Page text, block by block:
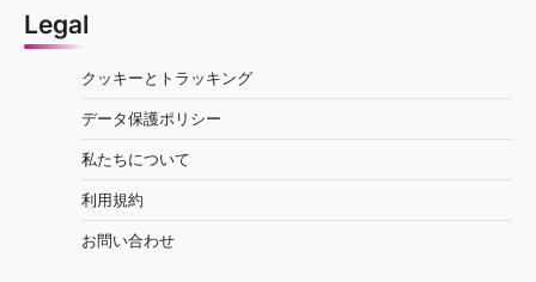
Legal
クッキーとトラッキング
データ保護ポリシー
私たちについて
利用規約
お問い合わせ